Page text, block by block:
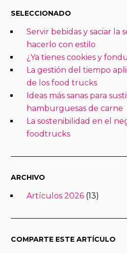
SELECCIONADO
Servir bebidas y saciar la
hacerlo con estilo
¿Ya tienes cookies y
La gestión del tiempo
de los food trucks
Ideas más sanas para
hamburguesas de carne
La sostenibilidad en el
foodtrucks
ARCHIVO
Artículos 2026 (13)
COMPARTE ESTE ARTÍCULO